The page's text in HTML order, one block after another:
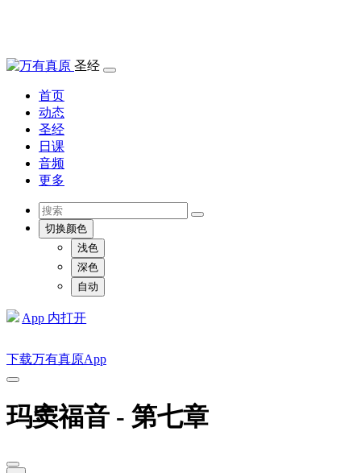
圣经
首页
动态
圣经
日课
音频
更多
切换颜色
浅色
深色
自动
App 内打开
下载万有真原App
玛窦福音 - 第七章